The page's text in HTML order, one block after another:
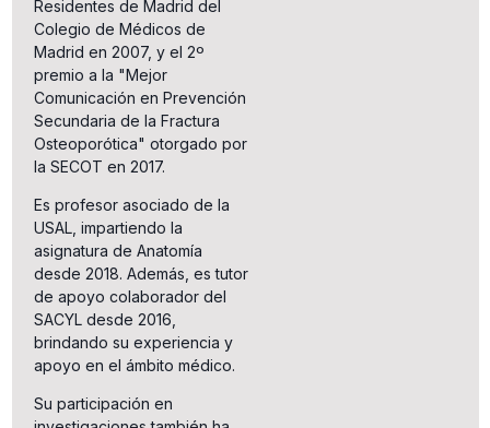
Residentes de Madrid del
Colegio de Médicos de
Madrid en 2007, y el 2º
premio a la "Mejor
Comunicación en Prevención
Secundaria de la Fractura
Osteoporótica" otorgado por
la SECOT en 2017.
Es profesor asociado de la
USAL, impartiendo la
asignatura de Anatomía
desde 2018. Además, es tutor
de apoyo colaborador del
SACYL desde 2016,
brindando su experiencia y
apoyo en el ámbito médico.
Su participación en